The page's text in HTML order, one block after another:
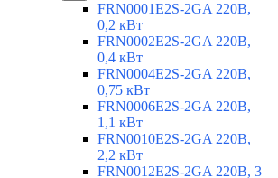
FRN0001E2S-2GA 220В,
0,2 кВт
FRN0002E2S-2GA 220В,
0,4 кВт
FRN0004E2S-2GA 220В,
0,75 кВт
FRN0006E2S-2GA 220В,
1,1 кВт
FRN0010E2S-2GA 220В,
2,2 кВт
FRN0012E2S-2GA 220В, 3